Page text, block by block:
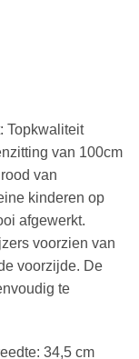
Topkwaliteit
van 100cm
van
kinderen op
afgewerkt.
voorzien van
voorzijde. De
te
34,5 cm